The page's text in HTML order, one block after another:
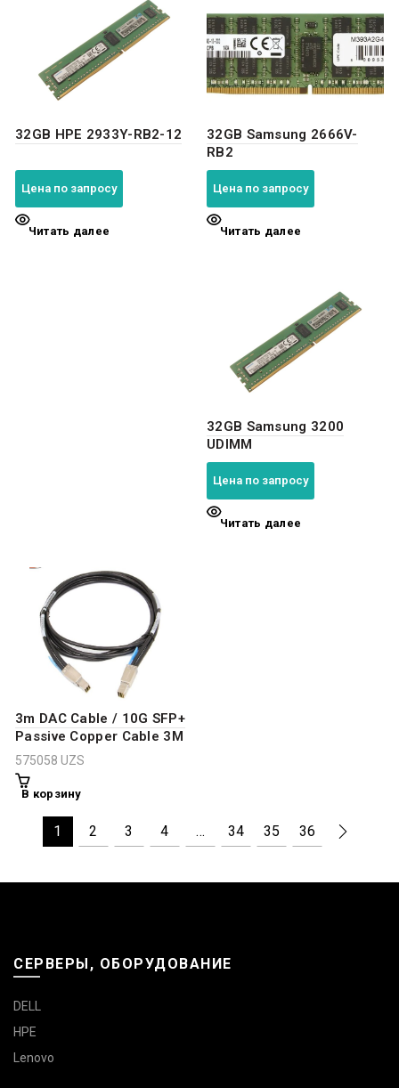
32GB HPE 2933Y-RB2-12
Цена по запросу
Читать далее
32GB Samsung 2666V-
RB2
Цена по запросу
Читать далее
32GB Samsung 3200
UDIMM
Цена по запросу
Читать далее
3m DAC Cable / 10G SFP+
Passive Copper Cable 3M
575058 UZS
В корзину
1 2 3 4 … 34 35 36
СЕРВЕРЫ, ОБОРУДОВАНИЕ
DELL
HPE
Lenovo